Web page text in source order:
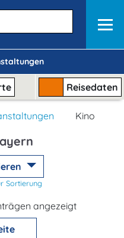
Reisedaten
Kino
Sortierung
angezeigt